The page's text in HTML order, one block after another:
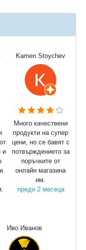
и
Kamen Stoychev
Много качествени
продукти на супер
цени, но се бавят с
потвърждението за
поръчките от
онлайн магазина
им.
преди 2 месеца
Иво Иванов